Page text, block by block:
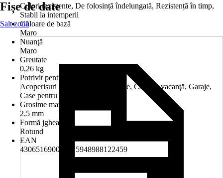
Culori rezistente, De folosință îndelungată, Rezistență în timp,
Stabil la intemperii
Culoare de bază
Maro
Nuanţă
Maro
Greutate
0,26 kg
Potrivit pentru
Acoperișuri mici, Anexe, Balcoane, Case de vacanţă, Garaje,
Case pentru două familii
Grosime material
2,5 mm
Formă jgheab
Rotund
EAN
4306516900473, 5948988122459
Fișe de date
Salt zonă